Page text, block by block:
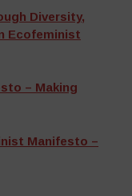
Diversity,
Ecofeminist
– Making
Manifesto –